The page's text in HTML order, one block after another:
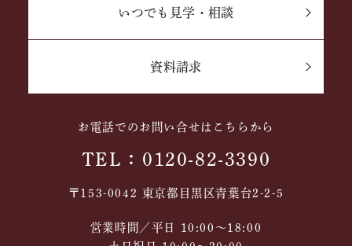
いつでも見学・相談
資料請求
お電話でのお問い合せはこちらから
TEL：0120-82-3390
〒153-0042 東京都目黒区青葉台2-2-5
営業時間／平日 10:00～18:00